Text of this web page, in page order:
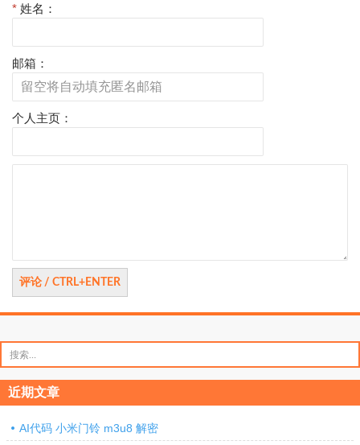
* 姓名：
邮箱：
个人主页：
索：
近期文章
AI代码 小米门铃 m3u8 解密